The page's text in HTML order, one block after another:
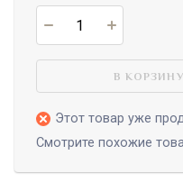
В КОРЗИНУ
Этот товар уже
Смотрите похожие